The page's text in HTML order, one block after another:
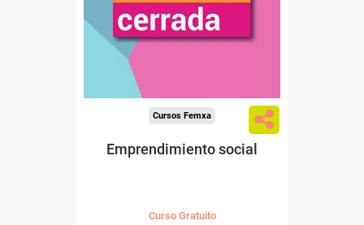
Cursos Femxa
Emprendimiento social
Curso Gratuito